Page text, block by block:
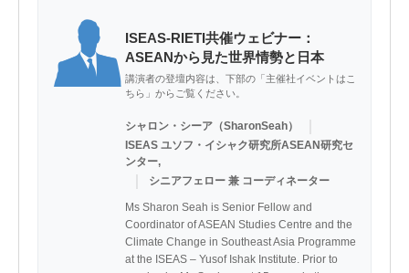
ISEAS-RIETI共催ウェビナー：
ASEANから見た世界情勢と日本
講演者の登壇内容は、下部の「主催社イベントはこ
ちら」からご覧ください。
シャロン・シーア（SharonSeah）
ISEAS ユソフ・イシャク研究所ASEAN研究セ
ンター,
シニアフェロー 兼 コーディネーター
Ms Sharon Seah is Senior Fellow and
Coordinator of ASEAN Studies Centre and the
Climate Change in Southeast Asia Programme
at the ISEAS – Yusof Ishak Institute. Prior to